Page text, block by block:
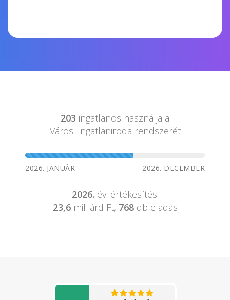
203 ingatlanos használja a
Városi Ingatlaniroda rendszerét
2026. JANUÁR 2026. DECEMBER
2026. évi értékesítés:
23,6milliárd Ft, 768db eladás